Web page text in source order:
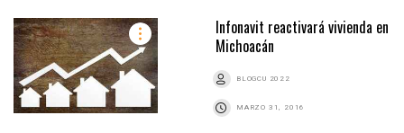
Infonavit reactivará vivienda en
Michoacán
BLOGCU 2022
MARZO 31, 2016